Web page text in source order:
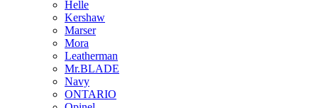
Helle
Kershaw
Marser
Mora
Leatherman
Mr.BLADE
Navy
ONTARIO